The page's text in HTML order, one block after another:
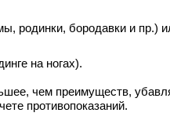
родинки, бородавки и пр.)
на ногах).
чем преимуществ,
противопоказаний.